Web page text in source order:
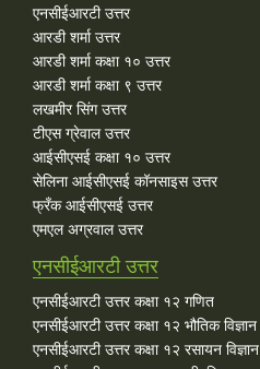
एनसीईआरटी उत्तर
आरडी शर्मा उत्तर
आरडी शर्मा कक्षा १० उत्तर
आरडी शर्मा कक्षा ९ उत्तर
लखमीर सिंग उत्तर
टीएस ग्रेवाल उत्तर
आईसीएसई कक्षा १० उत्तर
सेलिना आईसीएसई कॉनसाइस उत्तर
फ्रँक आईसीएसई उत्तर
एमएल अग्रवाल उत्तर
एनसीईआरटी उत्तर
एनसीईआरटी उत्तर कक्षा १२ गणित
एनसीईआरटी उत्तर कक्षा १२ भौतिक विज्ञान
एनसीईआरटी उत्तर कक्षा १२ रसायन विज्ञान